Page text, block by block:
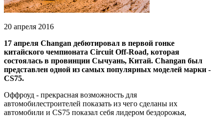
20 апреля 2016
17 апреля Changan дебютировал в первой гонке
китайского чемпионата Circuit Off-Road, которая
состоялась в провинции Сычуань, Китай. Changan был
представлен одной из самых популярных моделей марки -
CS75.
Оффроуд - прекрасная возможность для
автомобилестроителей показать из чего сделаны их
автомобили и CS75 показал себя лидером бездорожья,